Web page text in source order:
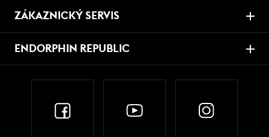
ZÁKAZNICKÝ SERVIS
ENDORPHIN REPUBLIC